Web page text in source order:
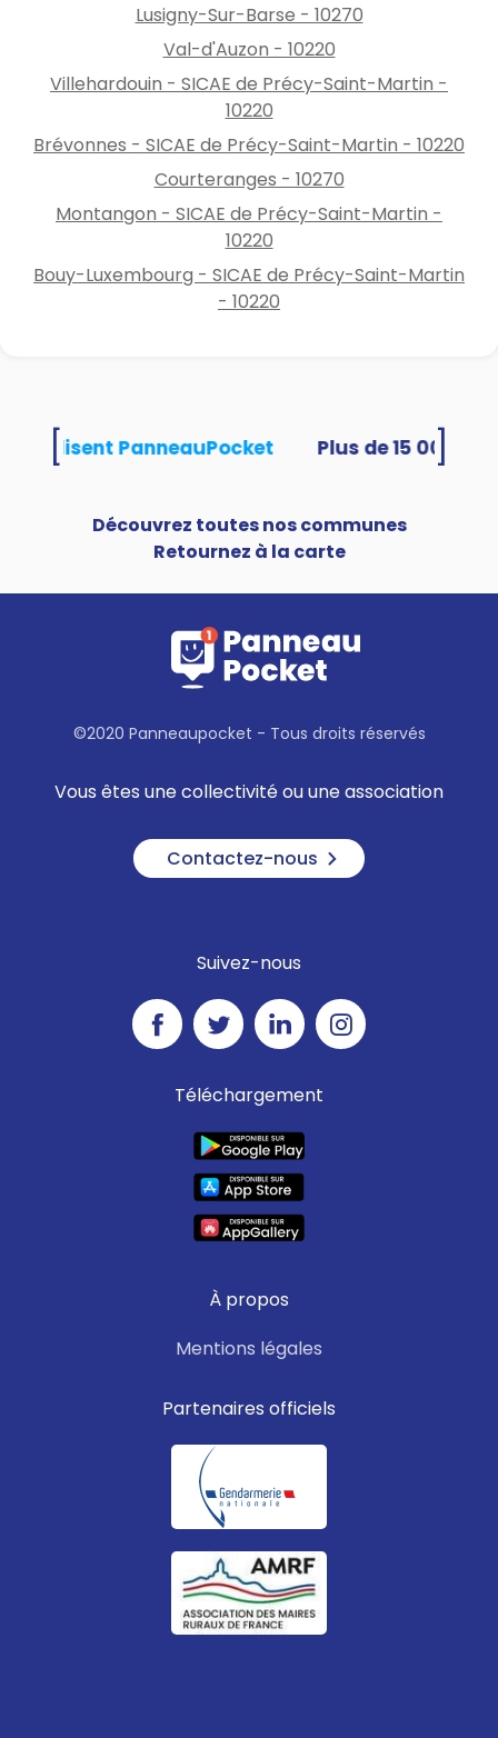
Lusigny-Sur-Barse - 10270
Val-d'Auzon - 10220
Villehardouin - SICAE de Précy-Saint-Martin -
10220
Brévonnes - SICAE de Précy-Saint-Martin - 10220
Courteranges - 10270
Montangon - SICAE de Précy-Saint-Martin -
10220
Bouy-Luxembourg - SICAE de Précy-Saint-Martin
- 10220
utilisent PanneauPocket
Découvrez toutes nos communes
Retournez à la carte
©2020 Panneaupocket - Tous droits réservés
Vous êtes une collectivité ou une association
Contactez-nous
Suivez-nous
Téléchargement
À propos
Mentions légales
Partenaires officiels